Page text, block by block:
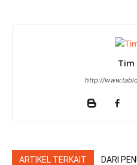
Tim
http://
ARTIKEL TERKAIT DARI